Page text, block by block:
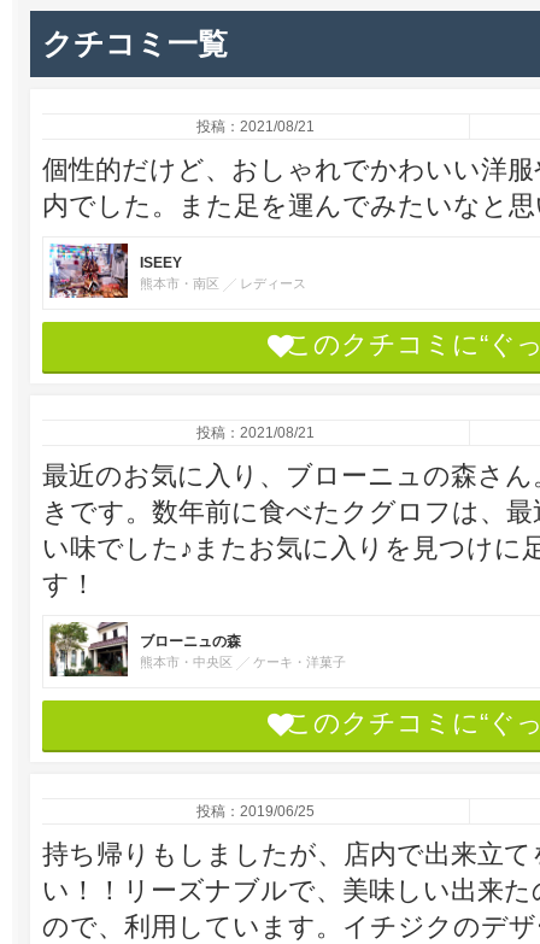
クチコミ一覧
投稿：2021/08/21
個性的だけど、おしゃれでかわいい洋
内でした。また足を運んでみたいなと
ISEEY
熊本市・南区 レディース
このクチコミに“ぐ
投稿：2021/08/21
最近のお気に入り、ブローニュの森さ
きです。数年前に食べたクグロフは、
い味でした♪またお気に入りを見つけに
す！
ブローニュの森
熊本市・中央区 ケーキ・洋菓子
このクチコミに“ぐ
投稿：2019/06/25
持ち帰りもしましたが、店内で出来立
い！！リーズナブルで、美味しい出来
ので、利用しています。イチジクのデ